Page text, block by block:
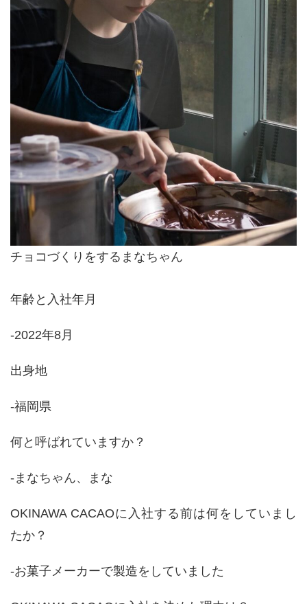
チョコづくりをするまなちゃん
年齢と入社年月
-2022年8月
出身地
-福岡県
何と呼ばれていますか？
-まなちゃん、まな
OKINAWA CACAOに入社する前は何をしていまし
たか？
-お菓子メーカーで製造をしていました